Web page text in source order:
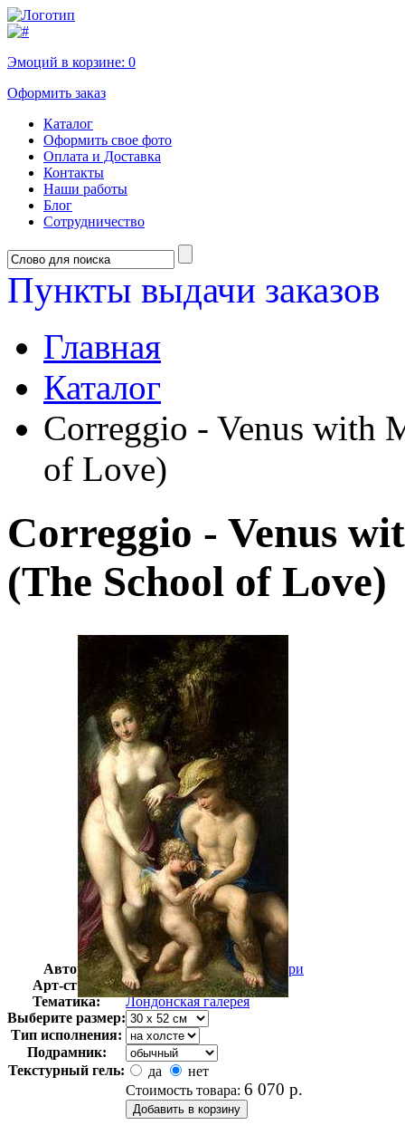
Эмоций в корзине: 0
Оформить заказ
Каталог
Оформить свое фото
Оплата и Доставка
Контакты
Наши работы
Блог
Сотрудничество
Пункты выдачи заказов
Главная
Каталог
Correggio - Venus with
of Love)
Correggio - Venus
(The School of Love)
Автор:
Корреджо Антонио Аллегри
Арт-стиль
Английская живопись
Тематика:
Лондонская галерея
Выберите размер:
Тип исполнения:
Подрамник:
Текстурный гель:
да
нет
Стоимость товара: 6 070 р.